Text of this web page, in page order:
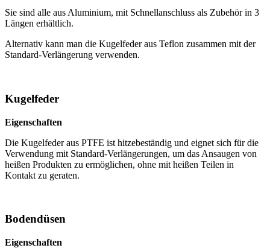
Sie sind alle aus Aluminium, mit Schnellanschluss als Zubehör in 3
Längen erhältlich.
Alternativ kann man die Kugelfeder aus Teflon zusammen mit der
Standard-Verlängerung verwenden.
Kugelfeder
Eigenschaften
Die Kugelfeder aus PTFE ist hitzebeständig und eignet sich für die
Verwendung mit Standard-Verlängerungen, um das Ansaugen von
heißen Produkten zu ermöglichen, ohne mit heißen Teilen in
Kontakt zu geraten.
Bodendüsen
Eigenschaften